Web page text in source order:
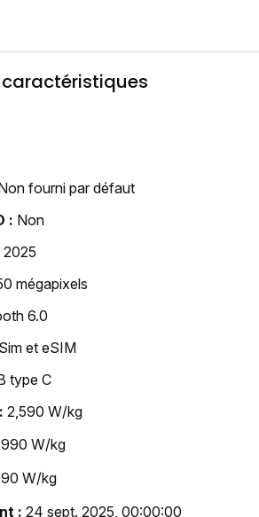
fourni par défaut
Non
2025
mégapixels
6.0
et eSIM
type C
2,590 W/kg
W/kg
W/kg
24 sept. 2025, 00:00:00